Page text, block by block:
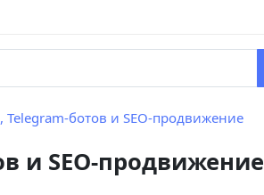
Telegram-ботов и SEO-продвижение
и SEO-продвижение